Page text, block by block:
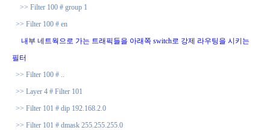
>> Filter 100 # group 1
>> Filter 100 # en
내부 네트웍으로 가는 트래픽들을 아래쪽 switch로 강제 라우팅을 시키는
필터
>> Filter 100 # ..
>> Layer 4 # Filter 101
>> Filter 101 # dip 192.168.2.0
>> Filter 101 # dmask 255.255.255.0